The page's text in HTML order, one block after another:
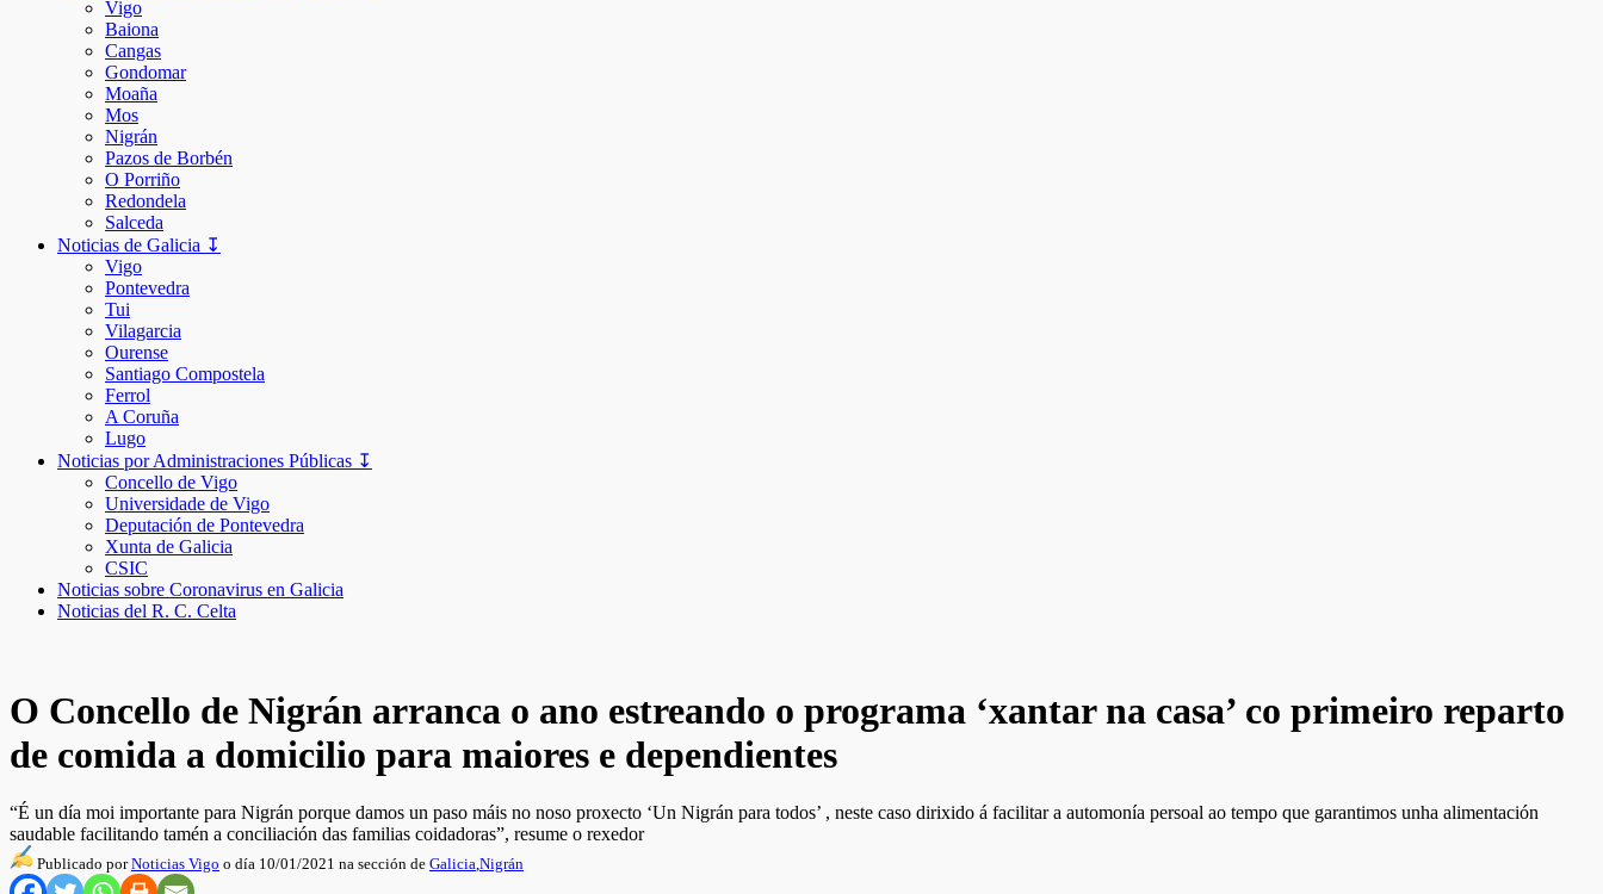
Vigo
Baiona
Cangas
Gondomar
Moaña
Mos
Nigrán
Pazos de Borbén
O Porriño
Redondela
Salceda
Noticias de Galicia ↧
Vigo
Pontevedra
Tui
Vilagarcia
Ourense
Santiago Compostela
Ferrol
A Coruña
Lugo
Noticias por Administraciones Públicas ↧
Concello de Vigo
Universidade de Vigo
Deputación de Pontevedra
Xunta de Galicia
CSIC
Noticias sobre Coronavirus en Galicia
Noticias del R. C. Celta
O Concello de Nigrán arranca o ano estreando o programa ‘xantar na casa’ co primeiro reparto
de comida a domicilio para maiores e dependientes
“É un día moi importante para Nigrán porque damos un paso máis no noso proxecto ‘Un Nigrán para todos’ , neste caso dirixido á facilitar a automonía persoal ao tempo que garantimos unha alimentación
saudable facilitando tamén a conciliación das familias coidadoras”, resume o rexedor
Publicado porNoticias Vigo o día 10/01/2021 na sección de Galicia,Nigrán